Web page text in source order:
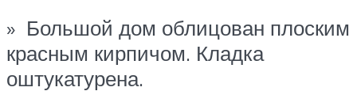
» Большой дом облицован плоским
красным кирпичом. Кладка
оштукатурена.